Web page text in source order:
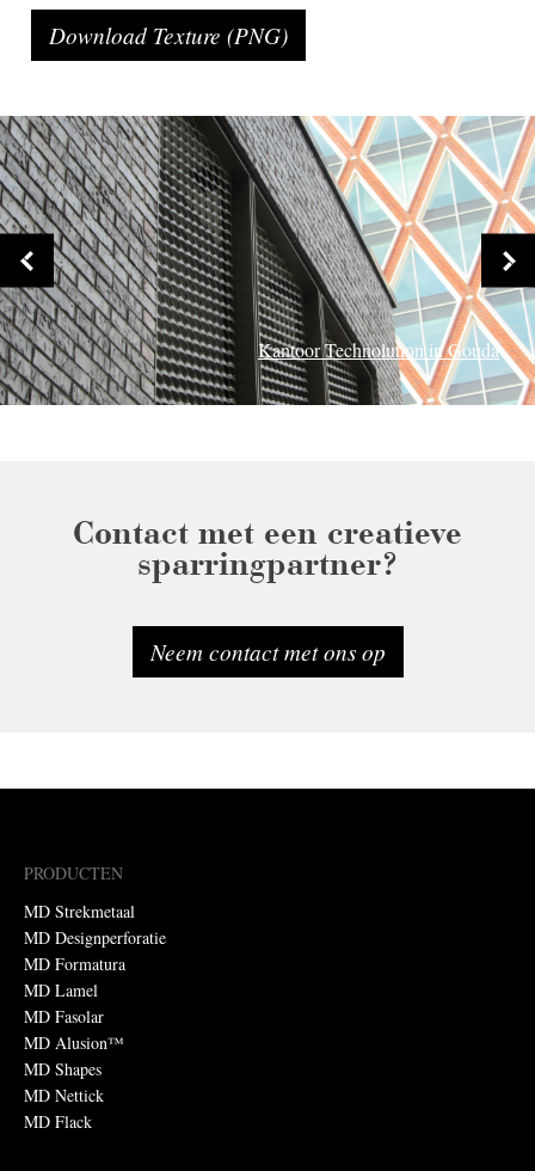
Download Texture (PNG)
Kantoor Technolution in Gouda
Portage in Zaltbommel
Contact met een creatieve
sparringpartner?
Neem contact met ons op
PRODUCTEN
MD Strekmetaal
MD Designperforatie
MD Formatura
MD Lamel
MD Fasolar
MD Alusion™
MD Shapes
MD Nettick
MD Flack